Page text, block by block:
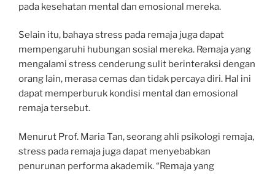
pada kesehatan mental dan emosional mereka.
Selain itu, bahaya stress pada remaja juga dapat
mempengaruhi hubungan sosial mereka. Remaja yang
mengalami stress cenderung sulit berinteraksi dengan
orang lain, merasa cemas dan tidak percaya diri. Hal ini
dapat memperburuk kondisi mental dan emosional
remaja tersebut.
Menurut Prof. Maria Tan, seorang ahli psikologi remaja,
stress pada remaja juga dapat menyebabkan
penurunan performa akademik. “Remaja yang